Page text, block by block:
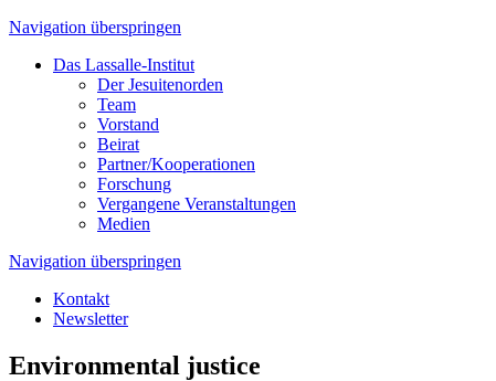
Navigation überspringen
Das Lassalle-Institut
Der Jesuitenorden
Team
Vorstand
Beirat
Partner/Kooperationen
Forschung
Vergangene Veranstaltungen
Medien
Navigation überspringen
Kontakt
Newsletter
Environmental justice